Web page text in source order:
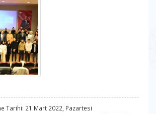
Tarihi: 21 Mart 2022, Pazartesi